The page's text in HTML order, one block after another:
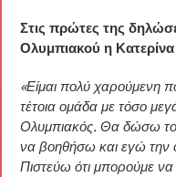
Στις πρώτες της
Ολυμπιακού η Κατερίνα
«Είμαι πολύ χαρούμενη
τέτοια ομάδα με τόσο
Ολυμπιακός. Θα δώσω το
να βοηθήσω και εγώ την
Πιστεύω ότι μπορούμε